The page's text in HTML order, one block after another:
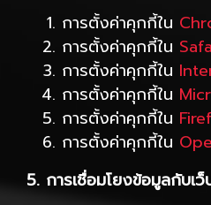
การตั้งค่าคุกกี้ใน
การตั้งค่าคุกกี้ใน
การตั้งค่าคุกกี้ใน
การตั้งค่าคุกกี้ใน
การตั้งค่าคุกกี้ใน
การตั้งค่าคุกกี้ใน
5. การเชื่อมโยงข้อมูลกับเ